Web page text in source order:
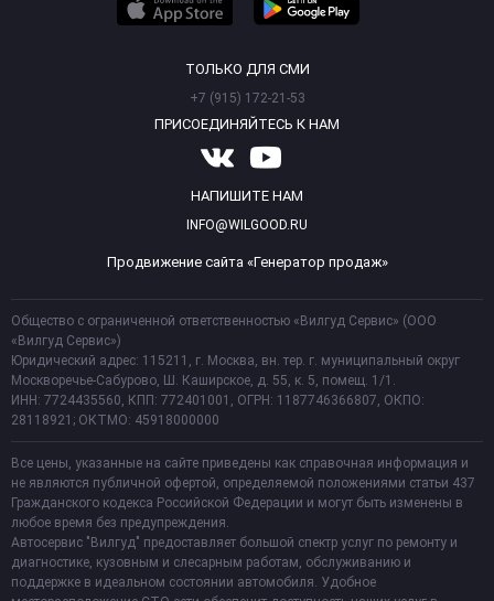
ТОЛЬКО ДЛЯ СМИ
+7 (915) 172-21-53
ПРИСОЕДИНЯЙТЕСЬ К НАМ
НАПИШИТЕ НАМ
INFO@WILGOOD.RU
Продвижение сайта «Генератор продаж»
Общество с ограниченной ответственностью «Вилгуд Сервис» (ООО
«Вилгуд Сервис»)
Юридический адрес: 115211, г. Москва, вн. тер. г. муниципальный округ
Москворечье-Сабурово, Ш. Каширское, д. 55, к. 5, помещ. 1/1.
ИНН: 7724435560, КПП: 772401001, ОГРН: 1187746366807, ОКПО:
28118921; ОКТМО: 45918000000
Все цены, указанные на сайте приведены как справочная информация и
не являются публичной офертой, определяемой положениями статьи 437
Гражданского кодекса Российской Федерации и могут быть изменены в
любое время без предупреждения.
Автосервис "Вилгуд" предоставляет большой спектр услуг по ремонту и
диагностике, кузовным и слесарным работам, обслуживанию и
поддержке в идеальном состоянии автомобиля. Удобное